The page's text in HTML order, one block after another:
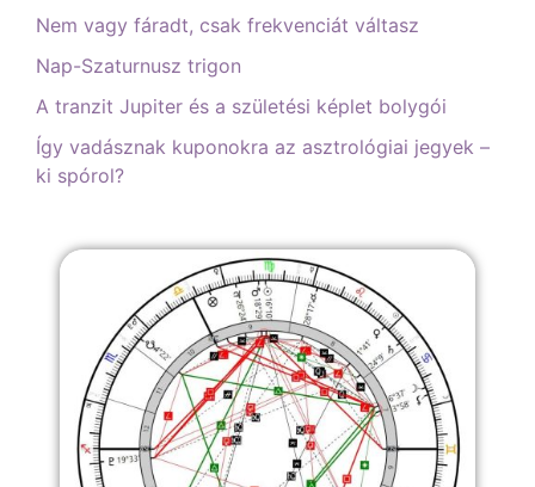
Nem vagy fáradt, csak frekvenciát váltasz
Nap-Szaturnusz trigon
A tranzit Jupiter és a születési képlet bolygói
Így vadásznak kuponokra az asztrológiai jegyek –
ki spórol?